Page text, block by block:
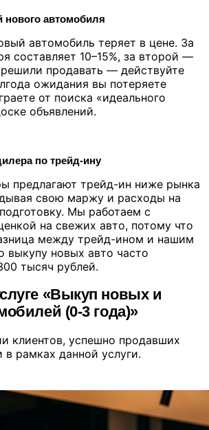
нового автомобиля
автомобиль теряет в цене. За
составляет 10–15%, за второй —
продавать — действуйте
ожидания вы потеряете
от поиска «идеального
объявлений.
по трейд-ину
предлагают трейд-ин ниже рынка
свою маржу и расходы на
Мы работаем с
на свежих авто, потому что
между трейд-ином и нашим
выкупу новых авто часто
тысяч рублей.
«Выкуп новых и
(0-3 года)»
клиентов, успешно продавших
рамках данной услуги.